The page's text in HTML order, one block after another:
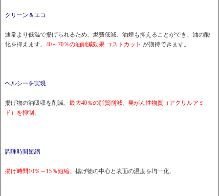
クリーン＆エコ
通常より低温で揚げられるため、燃費低減、油煙も抑えることができ、油の酸
化を抑えます。 40～70％の油削減効果 コストカット が期待できます。
ヘルシーを実現
揚げ物の油吸収を削減、 最大40％の脂質削減。 発がん性物質（アクリルアミ
ド）を抑制 。
調理時間短縮
揚げ時間10％～15％短縮。揚げ物の中心と表面の温度を均一化。